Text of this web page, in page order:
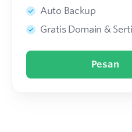
Auto Backup
Gratis Domain &
Pesan